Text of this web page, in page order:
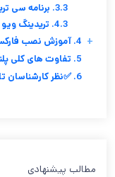
3.3. برنامه سی تریدر (cTrader)
4.3. تریدینگ ویو (TradingView)
4. آموزش نصب فارکس +
5. تفاوت های کلی پلتفرم های فارکس
6. ✅نظر کارشناسان تاپ بروکر ایران
مطالب پیشنهادی